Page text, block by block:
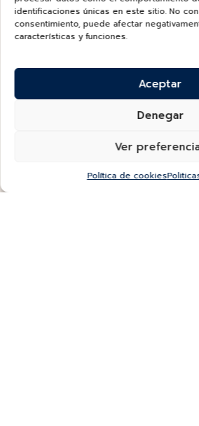
identificaciones únicas en este sitio. No
consentimiento, puede afectar
características y funciones.
Aceptar
Denegar
Ver
Política de cookies